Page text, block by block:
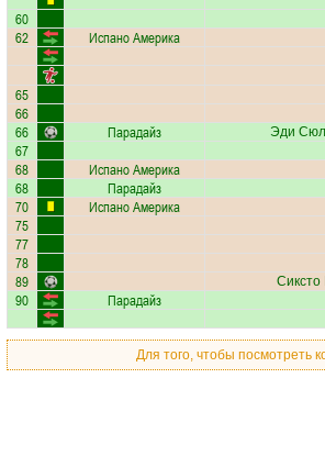
60
62 Испано Америка
65
66
66 Парадайз Эди
67
68 Испано Америка
68 Парадайз
70 Испано Америка
75
77
78
89 Сиксто
90 Парадайз
Для того, чтобы посмотреть